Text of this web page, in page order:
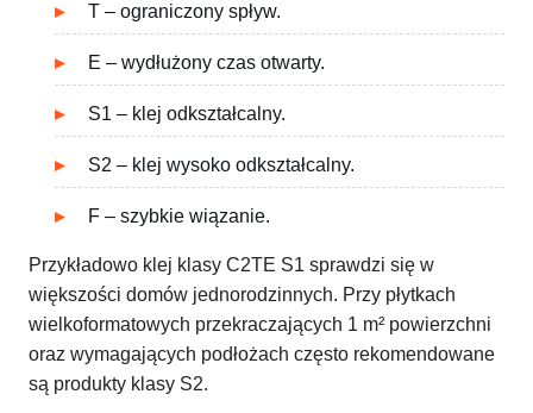
T – ograniczony spływ.
E – wydłużony czas otwarty.
S1 – klej odkształcalny.
S2 – klej wysoko odkształcalny.
F – szybkie wiązanie.
Przykładowo klej klasy C2TE S1 sprawdzi się w
większości domów jednorodzinnych. Przy płytkach
wielkoformatowych przekraczających 1 m² powierzchni
oraz wymagających podłożach często rekomendowane
są produkty klasy S2.